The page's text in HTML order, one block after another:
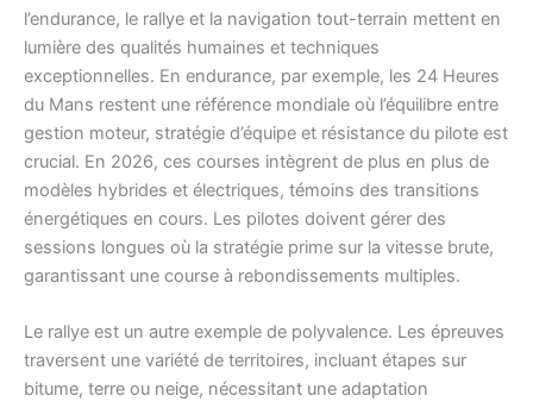
l’endurance, le rallye et la navigation tout-terrain mettent en
lumière des qualités humaines et techniques
exceptionnelles. En endurance, par exemple, les 24 Heures
du Mans restent une référence mondiale où l’équilibre entre
gestion moteur, stratégie d’équipe et résistance du pilote est
crucial. En 2026, ces courses intègrent de plus en plus de
modèles hybrides et électriques, témoins des transitions
énergétiques en cours. Les pilotes doivent gérer des
sessions longues où la stratégie prime sur la vitesse brute,
garantissant une course à rebondissements multiples.
Le rallye est un autre exemple de polyvalence. Les épreuves
traversent une variété de territoires, incluant étapes sur
bitume, terre ou neige, nécessitant une adaptation